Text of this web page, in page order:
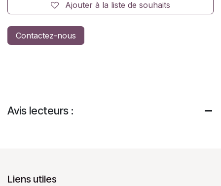
Ajouter à la liste de souhaits
Contactez-nous
Avis lecteurs :
Liens utiles